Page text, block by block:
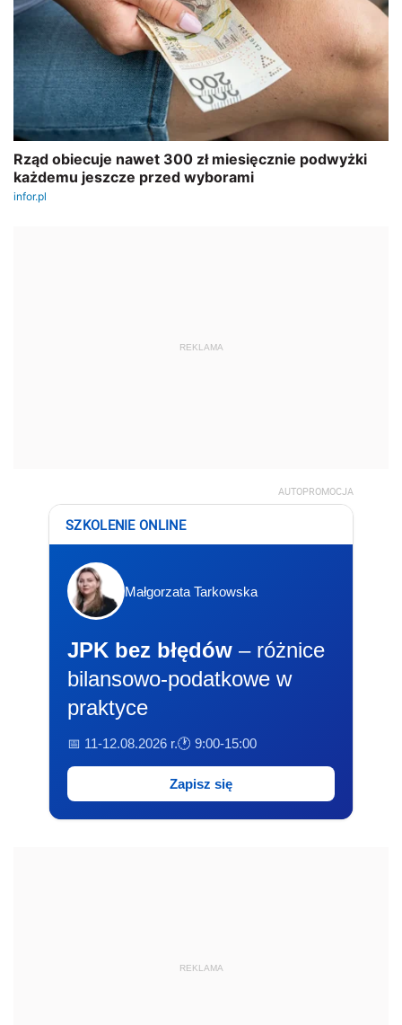
REKLAMA
AUTOPROMOCJA
SZKOLENIE ONLINE
Małgorzata Tarkowska
JPK bez błędów – różnice
bilansowo-podatkowe w
praktyce
📅 11-12.08.2026 r.🕐 9:00-15:00
Zapisz się
REKLAMA